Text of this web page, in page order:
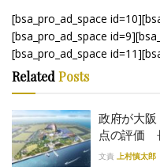
[bsa_pro_ad_space
[bsa_pro_ad_space
[bsa_pro_ad_space
RelatedPosts
政府が大
点の評価
文責 上村慎太郎